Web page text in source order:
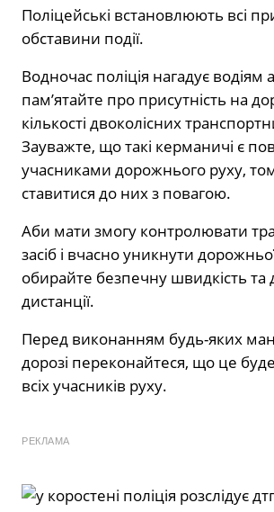
Поліцейські встановлюють всі
обставини події.
Водночас поліція нагадує водіям
пам’ятайте про присутність на
кількості двоколісних
Зауважте, що такі керманичі є
учасниками дорожнього руху,
ставитися до них з повагою.
Аби мати змогу контролювати
засіб і вчасно уникнути
обирайте безпечну швидкість та
дистанції.
Перед виконанням будь-яких
дорозі переконайтеся, що це
всіх учасників руху.
РЕКЛАМА